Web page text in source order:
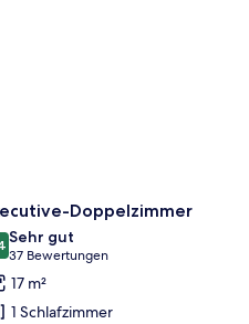
Doppelzimmer
von 10
Sehr gut
37 Bewertungen
(37
Bewertungen)
17 m²
1 Schlafzimmer